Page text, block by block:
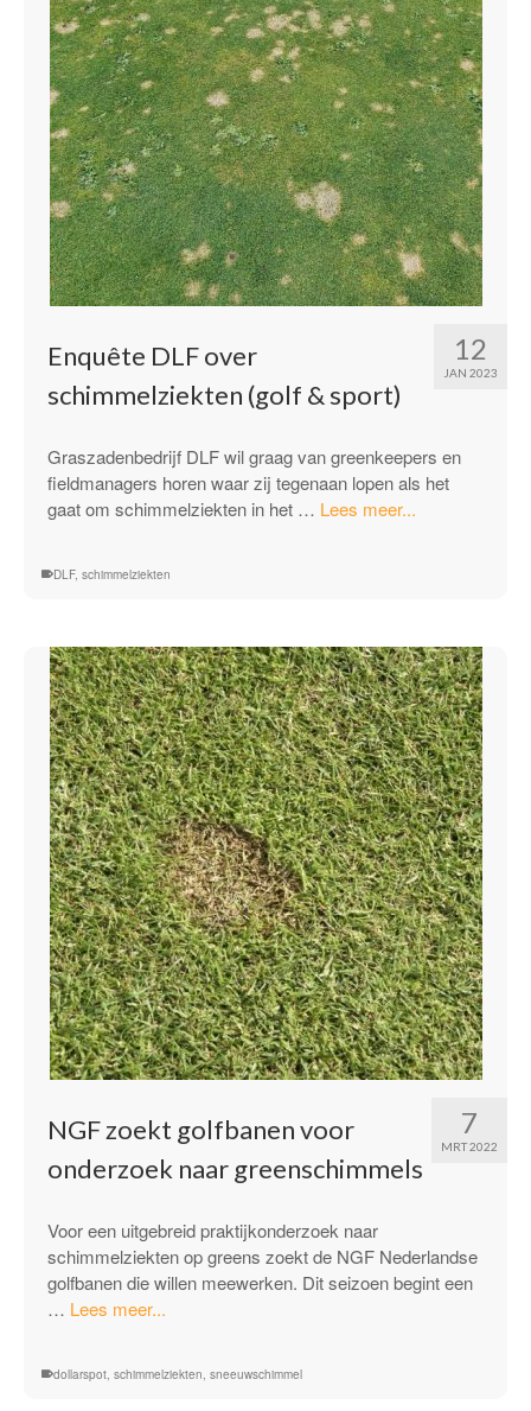
12
JAN 2023
Enquête DLF over
schimmelziekten (golf & sport)
Graszadenbedrijf DLF wil graag van greenkeepers en
fieldmanagers horen waar zij tegenaan lopen als het
gaat om schimmelziekten in het … Lees meer...
sport)”
DLF, schimmelziekten
7
MRT 2022
NGF zoekt golfbanen voor
onderzoek naar greenschimmels
Voor een uitgebreid praktijkonderzoek naar
schimmelziekten op greens zoekt de NGF Nederlandse
golfbanen die willen meewerken. Dit seizoen begint een
… Lees meer...
voor
dollarspot, schimmelziekten, sneeuwschimmel